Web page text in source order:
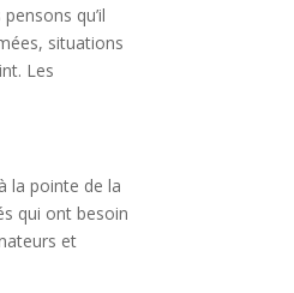
qu’il
situations
Les
la pointe de la
qui ont besoin
et